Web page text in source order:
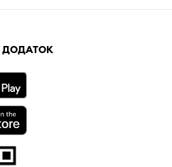
ДОДАТОК